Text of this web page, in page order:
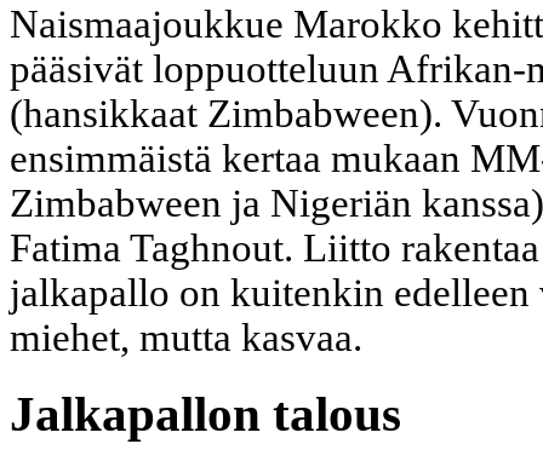
Naismaajoukkue Marokko
pääsivät loppuotteluun Afrikan-
(hansikkaat Zimbabween).
ensimmäistä kertaa mukaan
Zimbabween ja Nigeriän
Fatima Taghnout. Liitto
jalkapallo on kuitenkin
miehet, mutta kasvaa.
Jalkapallon talous